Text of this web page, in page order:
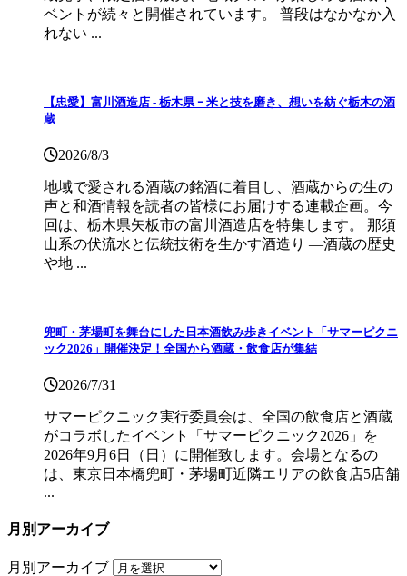
ベントが続々と開催されています。 普段はなかなか入
れない ...
【忠愛】富川酒造店 ‐ 栃木県 ｰ 米と技を磨き、想いを紡ぐ栃木の酒
蔵
2026/8/3
地域で愛される酒蔵の銘酒に着目し、酒蔵からの生の
声と和酒情報を読者の皆様にお届けする連載企画。今
回は、栃木県矢板市の富川酒造店を特集します。 那須
山系の伏流水と伝統技術を生かす酒造り ―酒蔵の歴史
や地 ...
兜町・茅場町を舞台にした日本酒飲み歩きイベント「サマーピクニ
ック2026」開催決定！全国から酒蔵・飲食店が集結
2026/7/31
サマーピクニック実⾏委員会は、全国の飲⾷店と酒蔵
がコラボしたイベント「サマーピクニック2026」を
2026年9月6日（日）に開催致します。会場となるの
は、東京日本橋兜町・茅場町近隣エリアの飲食店5店舗
...
月別アーカイブ
月別アーカイブ